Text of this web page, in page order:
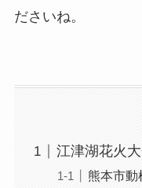
ださいね。
江津湖花火
熊本市動